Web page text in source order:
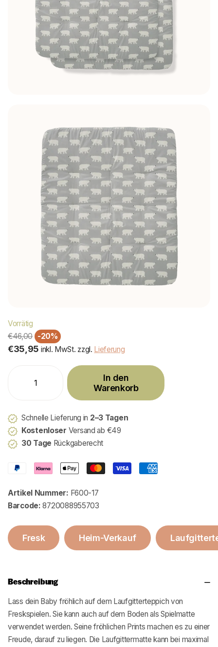
Vorrätig
€46,00 -20%
€35,95 inkl. MwSt. zzgl. Lieferung
In den
Warenkorb
Schnelle Lieferung in 2–3 Tagen
Kostenloser Versand ab €49
30 Tage Rückgaberecht
Artikel Nummer: F600-17
Barcode: 8720088955703
Fresk Heim-Verkauf
Beschreibung
Lass dein Baby fröhlich auf dem Laufgitterteppich von
Freskspielen. Sie kann auch auf dem Boden als Spielmatte
verwendet werden. Seine fröhlichen Prints machen es zu einer
Freude, darauf zu liegen. Die Laufgittermatte kann bei maximal